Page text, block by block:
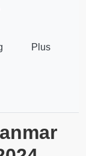
Plus